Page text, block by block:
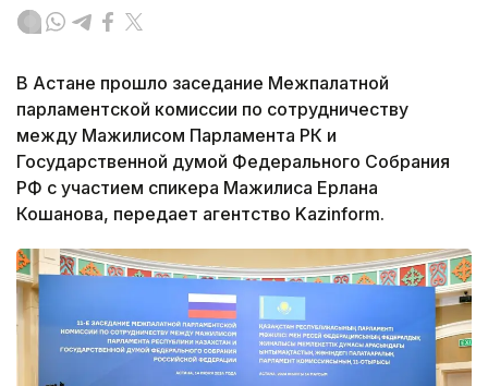
В Астане прошло заседание Межпалатной
парламентской комиссии по сотрудничеству
между Мажилисом Парламента РК и
Государственной думой Федерального Собрания
РФ с участием спикера Мажилиса Ерлана
Кошанова, передает агентство Kazinform.